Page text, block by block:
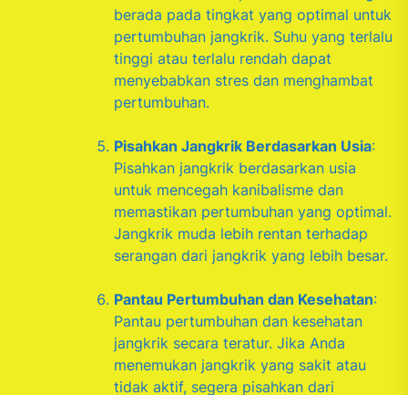
berada pada tingkat yang optimal untuk
pertumbuhan jangkrik. Suhu yang terlalu
tinggi atau terlalu rendah dapat
menyebabkan stres dan menghambat
pertumbuhan.
Pisahkan Jangkrik Berdasarkan Usia:
Pisahkan jangkrik berdasarkan usia
untuk mencegah kanibalisme dan
memastikan pertumbuhan yang optimal.
Jangkrik muda lebih rentan terhadap
serangan dari jangkrik yang lebih besar.
Pantau Pertumbuhan dan Kesehatan:
Pantau pertumbuhan dan kesehatan
jangkrik secara teratur. Jika Anda
menemukan jangkrik yang sakit atau
tidak aktif, segera pisahkan dari